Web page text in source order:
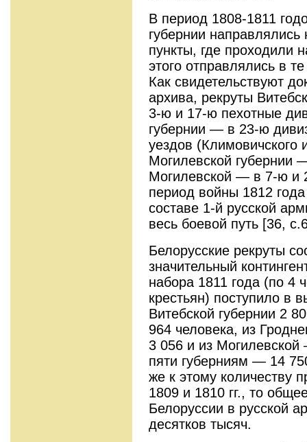
В период 1808-1811
губернии
пункты, где проходили
этого отправлялись в
Как свидетельствуют
архива, рекруты
3-ю и 17-ю пехотные
губернии — в 23-ю
уездов (Климовичского
Могилевской
Могилевской — в 7-ю и
период войны 1812
составе 1-й русской
весь боевой путь [36,
Белорусские рекруты
значительный
набора 1811 года (по 4
крестьян) поступило в
Витебской губернии 2
964 человека, из
3 056 и из
пяти губерниям — 14
же к этому количеству
1809 и 1810 гг., то
Белоруссии в русской
десятков тысяч.